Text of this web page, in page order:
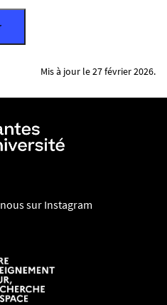
Mis à jour le 27 février 2026.
sur Instagram